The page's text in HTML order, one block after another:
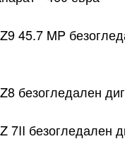
45.7 MP
безогледален
7II безогледален